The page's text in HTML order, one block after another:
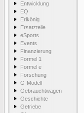
Entwicklung
EQ
Erlkönig
Ersatzteile
eSports
Events
Finanzierung
Formel 1
Formel e
Forschung
G-Modell
Gebrauchtwagen
Geschichte
Getriebe